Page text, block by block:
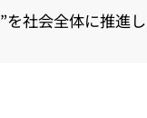
社会全体に推進し